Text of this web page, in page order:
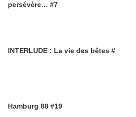
persévère… #7
INTERLUDE : La vie des bêtes #
Hamburg 88 #19